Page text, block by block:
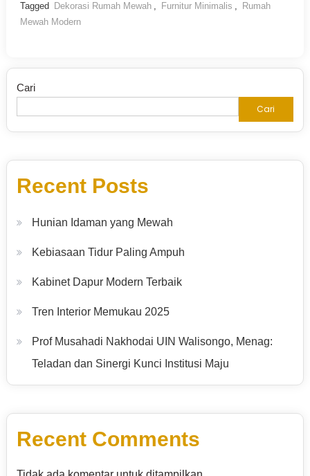
Tagged Dekorasi Rumah Mewah , Furnitur Minimalis ,
Rumah
Mewah Modern
Cari
Cari
Recent Posts
Hunian Idaman yang Mewah
Kebiasaan Tidur Paling Ampuh
Kabinet Dapur Modern Terbaik
Tren Interior Memukau 2025
Prof Musahadi Nakhodai UIN Walisongo, Menag:
Teladan dan Sinergi Kunci Institusi Maju
Recent Comments